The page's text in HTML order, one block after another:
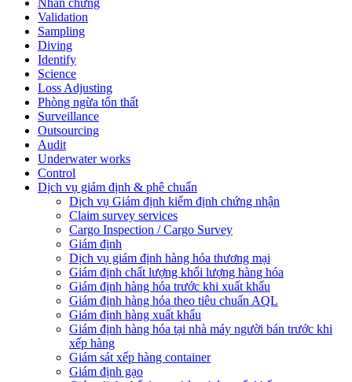
Validation
Sampling
Diving
Identify
Science
Loss Adjusting
Phòng ngừa tổn thất
Surveillance
Outsourcing
Audit
Underwater works
Control
Dịch vụ giám định & phê chuẩn
Dịch vụ Giám định kiểm định chứng nhận
Claim survey services
Cargo Inspection / Cargo Survey
Giám định
Dịch vụ giám định hàng hóa thương mại
Giám định chất lượng khối lượng hàng hóa
Giám định hàng hóa trước khi xuất khẩu
Giám định hàng hóa theo tiêu chuẩn AQL
Giám định hàng xuất khẩu
Giám định hàng hóa tại nhà máy người bán trước khi
xếp hàng
Giám sát xếp hàng container
Giám định gạo